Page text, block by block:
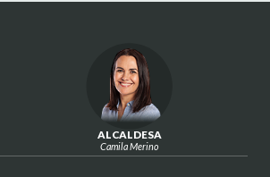
ALCALDESA
Camila Merino